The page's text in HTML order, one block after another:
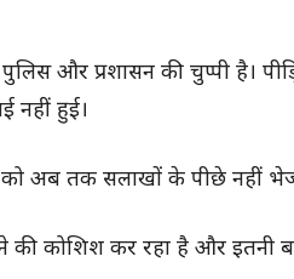
और प्रशासन की चुप्पी है।
नहीं हुई।
अब तक सलाखों के पीछे नहीं
कोशिश कर रहा है और इतनी